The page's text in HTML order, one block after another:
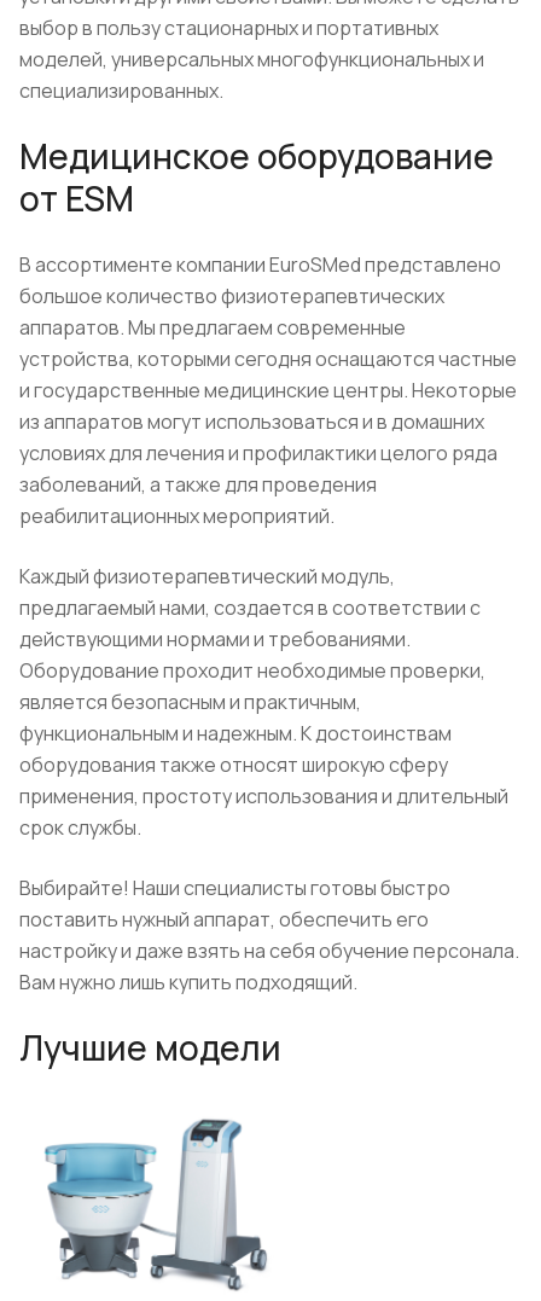
выбор в пользу стационарных и портативных
моделей, универсальных многофункциональных и
специализированных.
Медицинское оборудование
от ESM
В ассортименте компании EuroSMed представлено
большое количество физиотерапевтических
аппаратов. Мы предлагаем современные
устройства, которыми сегодня оснащаются частные
и государственные медицинские центры. Некоторые
из аппаратов могут использоваться и в домашних
условиях для лечения и профилактики целого ряда
заболеваний, а также для проведения
реабилитационных мероприятий.
Каждый физиотерапевтический модуль,
предлагаемый нами, создается в соответствии с
действующими нормами и требованиями.
Оборудование проходит необходимые проверки,
является безопасным и практичным,
функциональным и надежным. К достоинствам
оборудования также относят широкую сферу
применения, простоту использования и длительный
срок службы.
Выбирайте! Наши специалисты готовы быстро
поставить нужный аппарат, обеспечить его
настройку и даже взять на себя обучение персонала.
Вам нужно лишь купить подходящий.
Лучшие модели